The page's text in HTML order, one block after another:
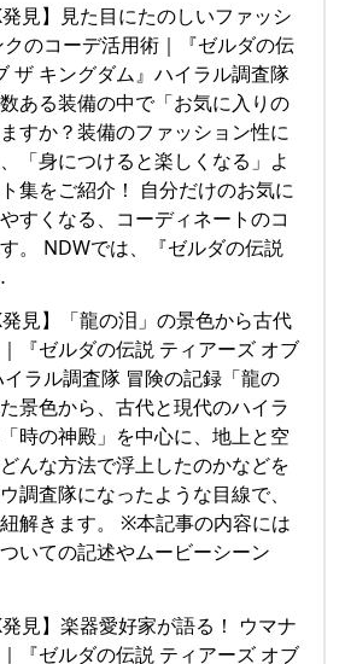
見】見た目にたのしいファッシ
のコーデ活用術｜『ゼルダの伝
ザ キングダム』ハイラル調査隊
ある装備の中で「お気に入りの
すか？装備のファッション性に
「身につけると楽しくなる」よ
集をご紹介！ 自分だけのお気に
すくなる、コーディネートのコ
。 NDWでは、『ゼルダの伝説
見】「龍の泪」の景色から古代
『ゼルダの伝説 ティアーズ オブ
ラル調査隊 冒険の記録「龍の
景色から、古代と現代のハイラ
時の神殿」を中心に、地上と空
んな方法で浮上したのかなどを
調査隊になったような目線で、
解きます。 ※本記事の内容には
いての記述やムービーシーン
見】楽器愛好家が語る！ ウマナ
『ゼルダの伝説 ティアーズ オブ